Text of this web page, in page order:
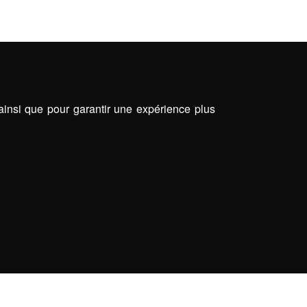
que pour garantir une expérience plus